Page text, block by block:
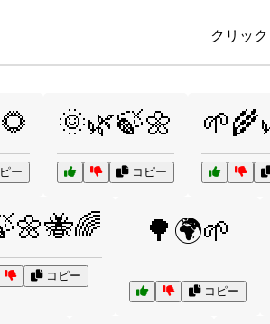
クリッ
ー
🌞🌿🍃🌼
コピー
コピー
🌳🌍🌱
コピー